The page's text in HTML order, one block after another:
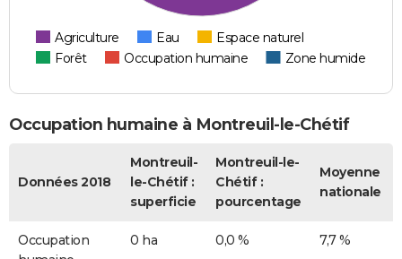
Agriculture Eau
Espace naturel
Forêt
Occupation humaine Zone humide
Occupation humaine à Montreuil-le-Chétif
Données 2018
Montreuil-
le-Chétif :
superficie
Montreuil-le-
Chétif :
pourcentage
Moyenne
nationale
Occupation
0 ha 0,0 % 7,7 %